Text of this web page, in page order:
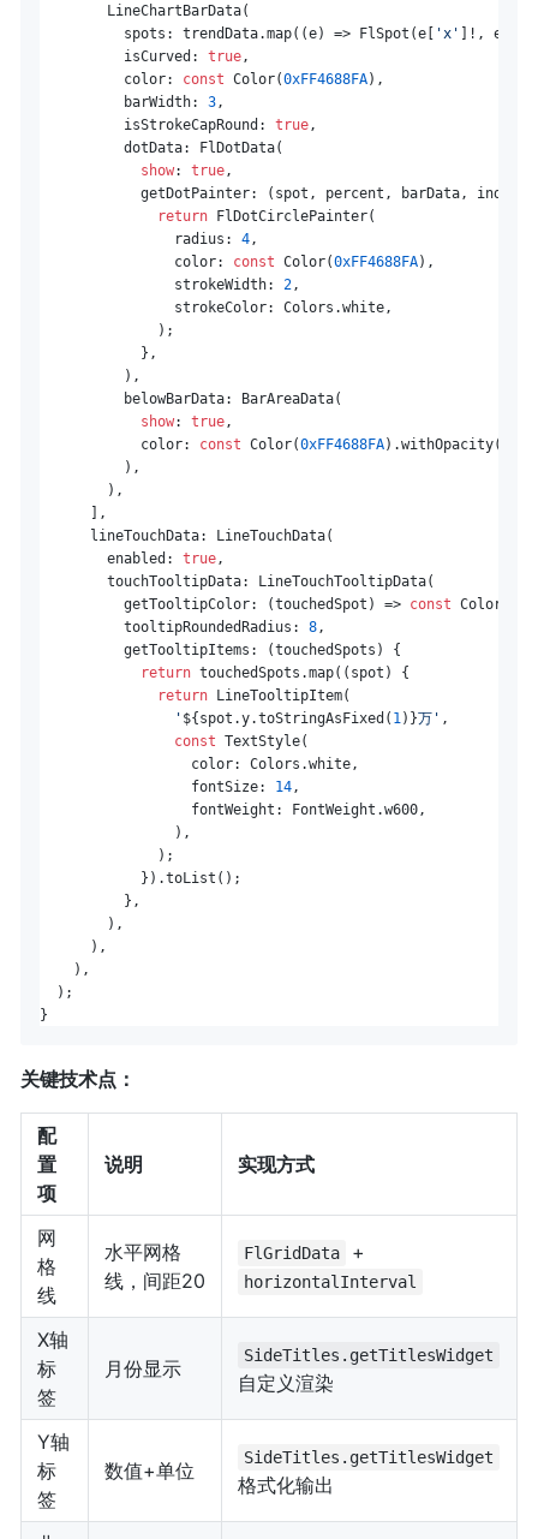
        LineChartBarData(
          spots: trendData.map((e) => FlSpot(e[
'x' ]!, e[
          isCurved:
true,
          color:
const Color(0xFF4688FA),
          barWidth:
3,
          isStrokeCapRound:
true,
          dotData: FlDotData(
show: true,
getDotPainter: (spot, percent, barData, index)
return FlDotCirclePainter(
                radius:
4,
                color:
const Color(0xFF4688FA),
                strokeWidth:
2,
                strokeColor: Colors.white,
              );
            },
          ),
          belowBarData: BarAreaData(
show: true,
            color:
const Color(0xFF4688FA).withOpacity(
          ),
        ),
      ],
      lineTouchData: LineTouchData(
        enabled:
true,
        touchTooltipData: LineTouchTooltipData(
          getTooltipColor: (touchedSpot) =>
const Color(
          tooltipRoundedRadius:
8,
          getTooltipItems: (touchedSpots) {
return touchedSpots.map((spot) {
return LineTooltipItem(
' ${spot.y.toStringAsFixed( 1)}万' ,
const TextStyle(
                  color: Colors.white,
                  fontSize:
14,
                  fontWeight: FontWeight.w600,
                ),
              );
            }).toList();
          },
        ),
      ),
    ),
  );
关键技术点：
配
置
项
说明 实现方式
网
格
线
水平网格
线，间距20
FlGridData +
horizontalInterval
X轴
标
签
月份显示
SideTitles.getTitlesWidget
自定义渲染
Y轴
标
签
数值+单位
SideTitles.getTitlesWidget
格式化输出